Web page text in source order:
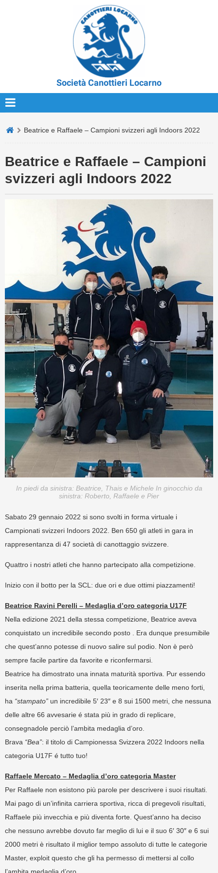
Società Canottieri Locarno
Beatrice e Raffaele – Campioni svizzeri agli Indoors 2022
Beatrice e Raffaele – Campioni
svizzeri agli Indoors 2022
In piedi da sinistra: Beatrice, Thais e Michele In ginocchio da
sinistra: Roberto, Raffaele e Pier
Sabato 29 gennaio 2022 si sono svolti in forma virtuale i
Campionati svizzeri Indoors 2022. Ben 650 gli atleti in gara in
rappresentanza di 47 società di canottaggio svizzere.
Quattro i nostri atleti che hanno partecipato alla competizione.
Inizio con il botto per la SCL: due ori e due ottimi piazzamenti!
Beatrice Ravini Perelli – Medaglia d’oro categoria U17F
Nella edizione 2021 della stessa competizione, Beatrice aveva
conquistato un incredibile secondo posto . Era dunque presumibile
che quest’anno potesse di nuovo salire sul podio. Non è però
sempre facile partire da favorite e riconfermarsi.
Beatrice ha dimostrato una innata maturità sportiva. Pur essendo
inserita nella prima batteria, quella teoricamente delle meno forti,
ha “stampato” un incredibile 5′ 23″ e 8 sui 1500 metri, che nessuna
delle altre 66 avvesarie é stata più in grado di replicare,
consegnadole perciò l’ambita medaglia d’oro.
Brava “Bea”: il titolo di Campionessa Svizzera 2022 Indoors nella
categoria U17F é tutto tuo!
Raffaele Mercato – Medaglia d’oro categoria Master
Per Raffaele non esistono più parole per descrivere i suoi risultati.
Mai pago di un’infinita carriera sportiva, ricca di pregevoli risultati,
Raffaele più invecchia e più diventa forte. Quest’anno ha deciso
che nessuno avrebbe dovuto far meglio di lui e il suo 6′ 30″ e 6 sui
2000 metri è risultato il miglior tempo assoluto di tutte le categorie
Master, exploit questo che gli ha permesso di mettersi al collo
l’ambita medaglia d’oro.